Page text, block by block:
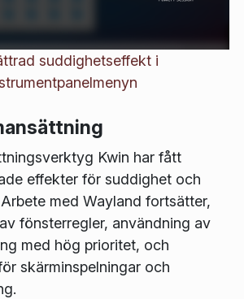
suddighetseffekt i
Kwin har fått
effekter för suddighet och
med Wayland fortsätter,
fönsterregler, användning av
med hög prioritet, och
skärminspelningar och